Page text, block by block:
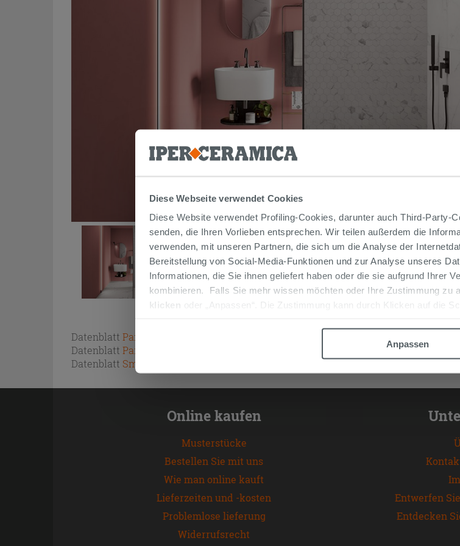
Diese Webseite verwendet Cookies
Diese Website verwendet Profiling-Cookies, darunter auch Third-Party-
senden, die Ihren Vorlieben entsprechen. Wir teilen außerdem die
verwenden, mit unseren Partnern, die sich um die Analyse der
Bereitstellung von Social-Media-Funktionen und zur Analyse unseres
Informationen, die Sie ihnen geliefert haben oder die sie aufgrund Ihrer
kombinieren. Falls Sie mehr wissen möchten oder Ihre Zustimmung zu
klicken
oder „Anpassen“. Die Zustimmung kann durch Klicken auf die
Anpassen
Datenblatt Paint SoftTouch
Datenblatt Paint UltraMatt
Datenblatt Smalto Universal
Online kaufen
Musterstücke
Bestellen Sie mit uns
Wie man online kauft
Lieferzeiten und -kosten
Problemlose lieferung
Widerrufsrecht
Entwerfen
Entdecken